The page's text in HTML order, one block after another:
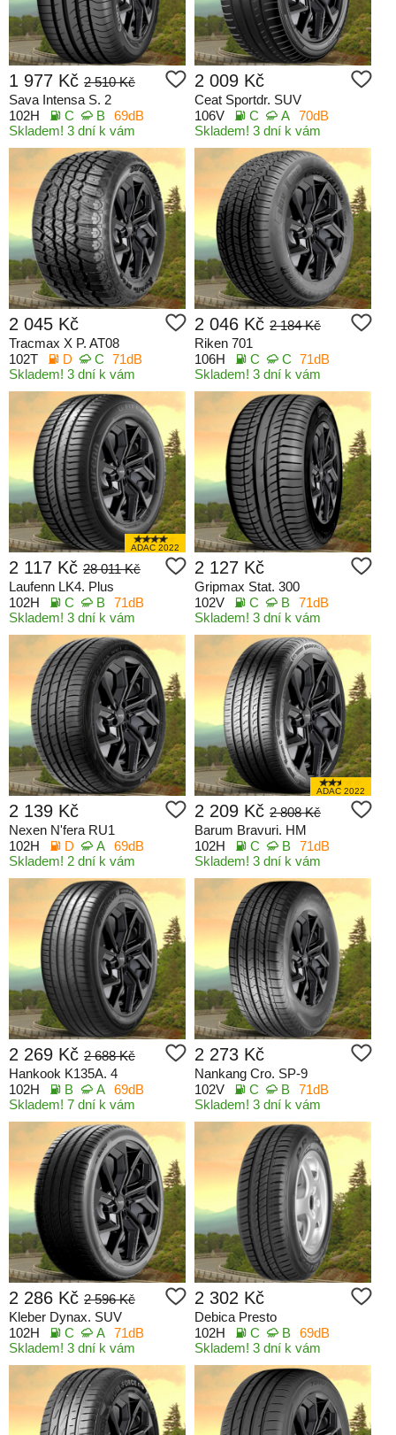
1 977 Kč 2 510 Kč
Sava Intensa S. 2
102H
C B 69dB
Skladem! 3 dní k vám
2 009 Kč
Ceat Sportdr. SUV
106V
C A 70dB
Skladem! 3 dní k vám
2 045 Kč
Tracmax X P. AT08
102T
D C 71dB
Skladem! 3 dní k vám
2 046 Kč 2 184 Kč
Riken 701
106H
C C 71dB
Skladem! 3 dní k vám
ADAC 2022
2 117 Kč 28 011 Kč
Laufenn LK4. Plus
102H
C B 71dB
Skladem! 3 dní k vám
2 127 Kč
Gripmax Stat. 300
102V
C B 71dB
Skladem! 3 dní k vám
2 139 Kč
Nexen N'fera RU1
102H
D A 69dB
Skladem! 2 dní k vám
ADAC 2022
2 209 Kč 2 808 Kč
Barum Bravuri. HM
102H
C B 71dB
Skladem! 3 dní k vám
2 269 Kč 2 688 Kč
Hankook K135A. 4
102H
B A 69dB
Skladem! 7 dní k vám
2 273 Kč
Nankang Cro. SP-9
102V
C B 71dB
Skladem! 3 dní k vám
2 286 Kč 2 596 Kč
Kleber Dynax. SUV
102H
C A 71dB
Skladem! 3 dní k vám
2 302 Kč
Debica Presto
102H
C B 69dB
Skladem! 3 dní k vám